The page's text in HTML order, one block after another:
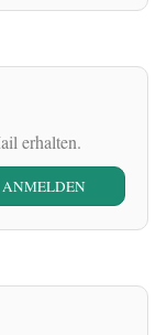
erhalten.